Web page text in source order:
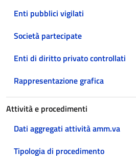
Enti pubblici vigilati
Società partecipate
Enti di diritto privato controllati
Rappresentazione grafica
Attività e procedimenti
Dati aggregati attività amm.va
Tipologia di procedimento